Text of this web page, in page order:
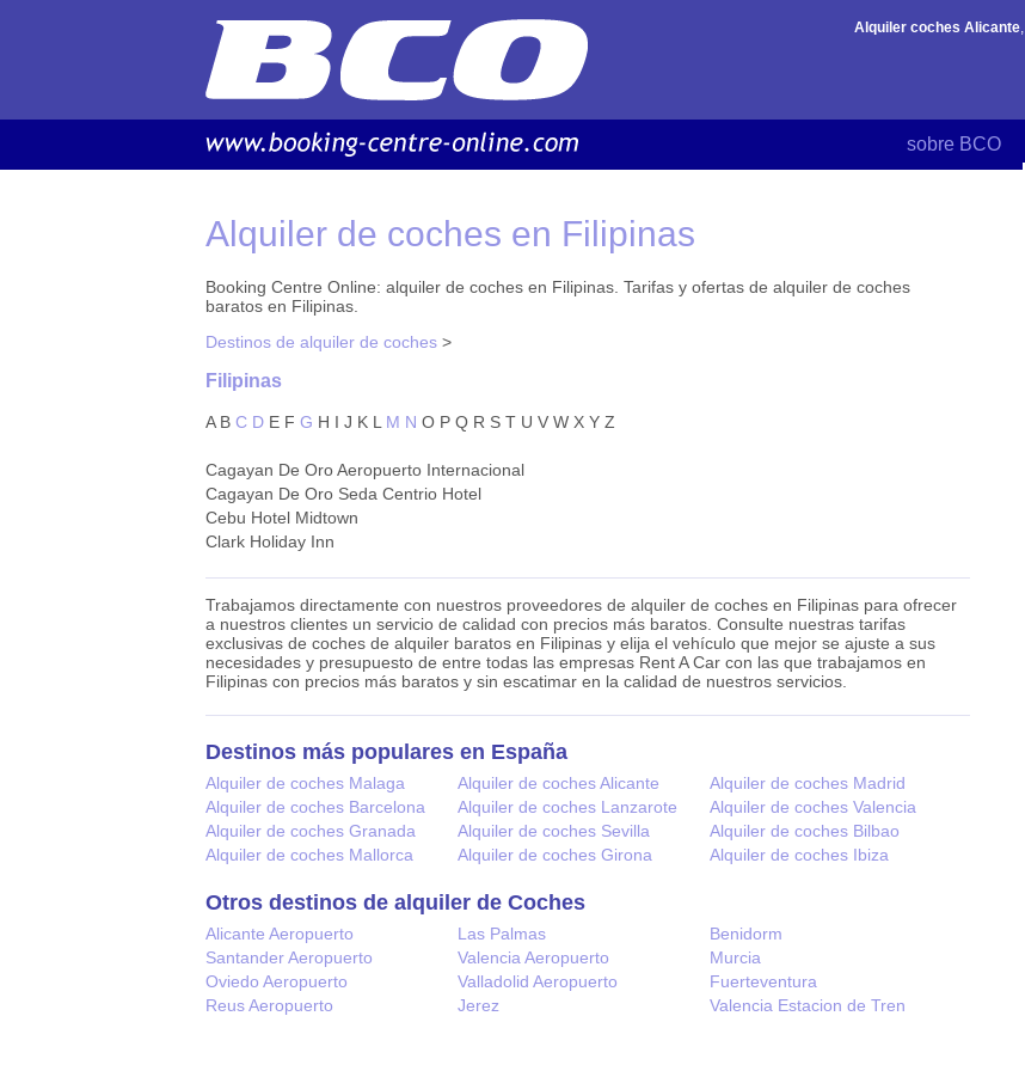
Alquiler de coches en Filipinas
Booking Centre Online: alquiler de coches en Filipinas. Tarifas y ofertas de alquiler de coches
baratos en Filipinas.
Destinos de alquiler de coches >
Filipinas
A B C D E F G H I J K L M N O P Q R S T U V W X Y Z
Cagayan De Oro Aeropuerto Internacional
Cagayan De Oro Seda Centrio Hotel
Cebu Hotel Midtown
Clark Holiday Inn
Trabajamos directamente con nuestros proveedores de alquiler de coches en Filipinas para ofrecer
a nuestros clientes un servicio de calidad con precios más baratos. Consulte nuestras tarifas
exclusivas de coches de alquiler baratos en Filipinas y elija el vehículo que mejor se ajuste a sus
necesidades y presupuesto de entre todas las empresas Rent A Car con las que trabajamos en
Filipinas con precios más baratos y sin escatimar en la calidad de nuestros servicios.
Destinos más populares en España
Alquiler de coches Malaga Alquiler de coches Alicante
Alquiler de coches Madrid
Alquiler de coches Barcelona
Alquiler de coches Lanzarote
Alquiler de coches Valencia
Alquiler de coches Granada
Alquiler de coches Sevilla
Alquiler de coches Bilbao
Alquiler de coches Mallorca
Alquiler de coches Girona Alquiler de coches Ibiza
Otros destinos de alquiler de Coches
Alicante Aeropuerto Las Palmas
Benidorm
Santander Aeropuerto
Valencia Aeropuerto
Murcia
Oviedo Aeropuerto
Valladolid Aeropuerto
Fuerteventura
Reus Aeropuerto
Jerez Valencia Estacion de Tren
Alquiler coches Alicante,
sobre BCO